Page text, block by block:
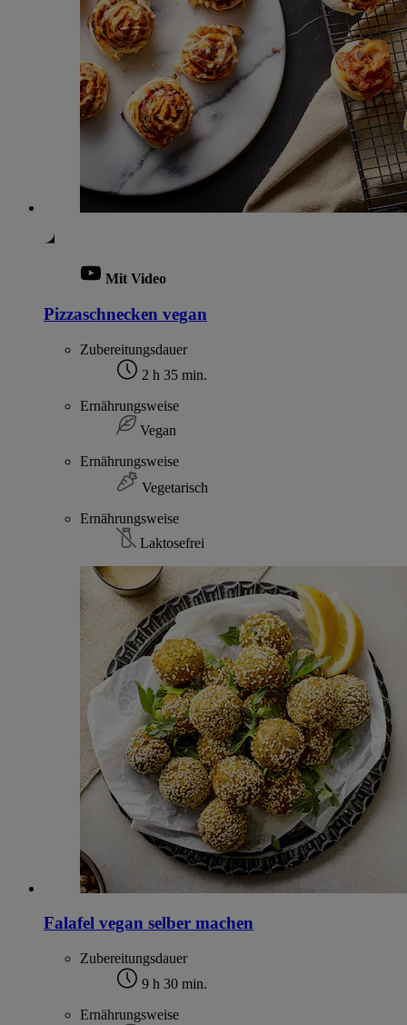
Mit Video
Pizzaschnecken vegan
Zubereitungsdauer
2 h 35 min.
Ernährungsweise
Vegan
Ernährungsweise
Vegetarisch
Ernährungsweise
Laktosefrei
Falafel vegan selber machen
Zubereitungsdauer
9 h 30 min.
Ernährungsweise